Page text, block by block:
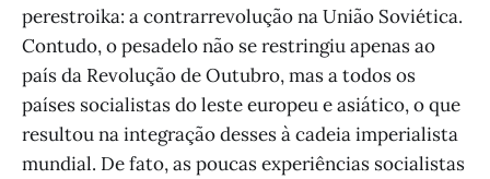
perestroika: a contrarrevolução na União Soviética.
Contudo, o pesadelo não se restringiu apenas ao
país da Revolução de Outubro, mas a todos os
países socialistas do leste europeu e asiático, o que
resultou na integração desses à cadeia imperialista
mundial. De fato, as poucas experiências socialistas